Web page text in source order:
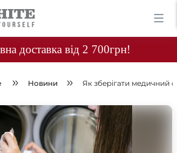
доставка від 2 700грн!
Новини Як зберігати медичний